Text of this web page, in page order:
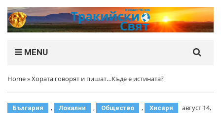
MENU
Home»Хората говорят и пишат…Къде е истината?
България , Локални , Общество , Хисаря
август 14,